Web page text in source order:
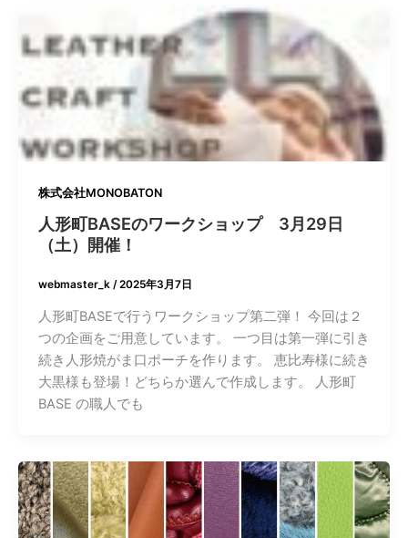
株式会社MONOBATON
人形町BASEのワークショップ 3月29日
（土）開催！
webmaster_k/2025年3月7日
人形町BASEで行うワークショップ第二弾！ 今回は２
つの企画をご用意しています。 一つ目は第一弾に引き
続き人形焼がま口ポーチを作ります。 恵比寿様に続き
大黒様も登場！どちらか選んで作成します。 人形町
BASE の職人でも